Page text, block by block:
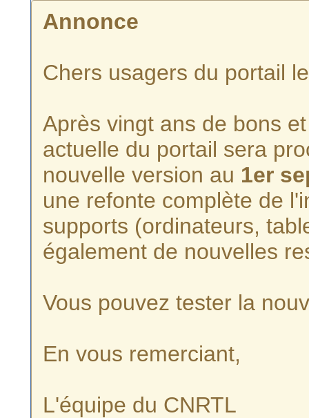
Annonce
Chers usagers du portail
Après vingt ans de bons
actuelle du portail sera
nouvelle version au 1er
une refonte complète de
supports (ordinateurs,
également de nouvelles
Vous pouvez tester la
En vous remerciant,
L'équipe du CNRTL